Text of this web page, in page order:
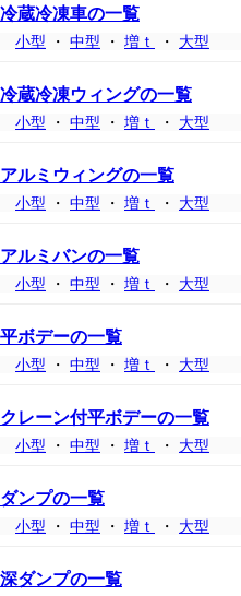
冷蔵冷凍車の一覧
小型 ・ 中型 ・ 増ｔ ・ 大型
冷蔵冷凍ウィングの一覧
小型 ・ 中型 ・ 増ｔ ・ 大型
アルミウィングの一覧
小型 ・ 中型 ・ 増ｔ ・ 大型
アルミバンの一覧
小型 ・ 中型 ・ 増ｔ ・ 大型
平ボデーの一覧
小型 ・ 中型 ・ 増ｔ ・ 大型
クレーン付平ボデーの一覧
小型 ・ 中型 ・ 増ｔ ・ 大型
ダンプの一覧
小型 ・ 中型 ・ 増ｔ ・ 大型
深ダンプの一覧